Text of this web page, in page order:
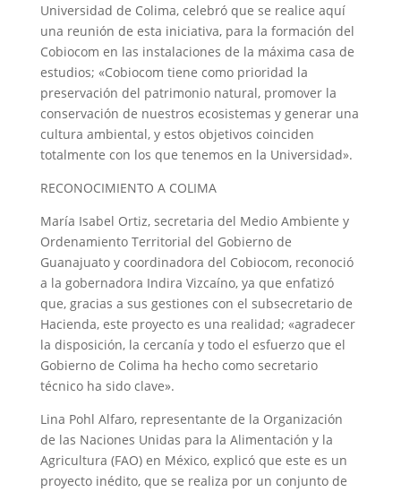
Universidad de Colima, celebró que se realice aquí
una reunión de esta iniciativa, para la formación del
Cobiocom en las instalaciones de la máxima casa de
estudios; «Cobiocom tiene como prioridad la
preservación del patrimonio natural, promover la
conservación de nuestros ecosistemas y generar una
cultura ambiental, y estos objetivos coinciden
totalmente con los que tenemos en la Universidad».
RECONOCIMIENTO A COLIMA
María Isabel Ortiz, secretaria del Medio Ambiente y
Ordenamiento Territorial del Gobierno de
Guanajuato y coordinadora del Cobiocom, reconoció
a la gobernadora Indira Vizcaíno, ya que enfatizó
que, gracias a sus gestiones con el subsecretario de
Hacienda, este proyecto es una realidad; «agradecer
la disposición, la cercanía y todo el esfuerzo que el
Gobierno de Colima ha hecho como secretario
técnico ha sido clave».
Lina Pohl Alfaro, representante de la Organización
de las Naciones Unidas para la Alimentación y la
Agricultura (FAO) en México, explicó que este es un
proyecto inédito, que se realiza por un conjunto de